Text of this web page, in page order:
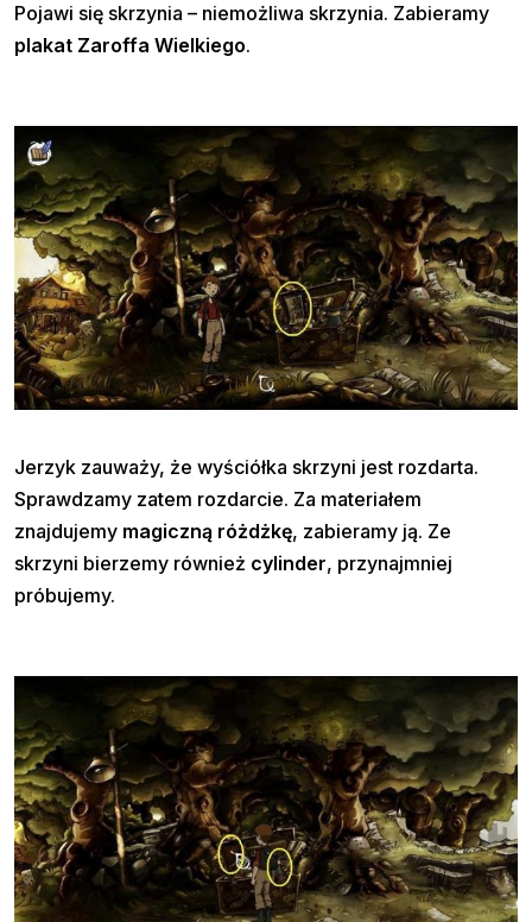
Pojawi się skrzynia – niemożliwa skrzynia. Zabieramy
plakat Zaroffa Wielkiego.
Jerzyk zauważy, że wyściółka skrzyni jest rozdarta.
Sprawdzamy zatem rozdarcie. Za materiałem
znajdujemy magiczną różdżkę, zabieramy ją. Ze
skrzyni bierzemy również cylinder, przynajmniej
próbujemy.